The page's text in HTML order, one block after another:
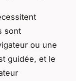
sont
ou une
guidée, et le